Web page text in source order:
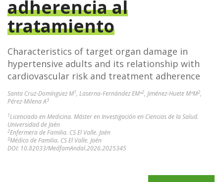
adherencia al
tratamiento
Characteristics of target organ damage in
hypertensive adults and its relationship with
cardiovascular risk and treatment adherence
Santa Cruz-Domínguez M1, Laserna-Fernández EMª2, Jiménez-Huete MªM2,
Pérez-Milena A3
1Licenciado en Medicina. Máster en Investigación en Ciencias de la Salud.
Universidad de Jaén
2Enfermera de Familia. CS El Valle. Jaén
3Médico de Familia. CS El Valle. Jaén
DOI: 10.82033/MedfamAndal.2026.2025345